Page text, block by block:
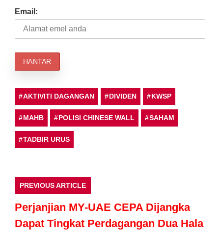
Email:
AKTIVITI DAGANGAN DIVIDEN KWSP
MAHB POLISI CHINESE WALL SAHAM
TADBIR URUS
PREVIOUS ARTICLE
Perjanjian MY-UAE CEPA Dijangka
Dapat Tingkat Perdagangan Dua Hala